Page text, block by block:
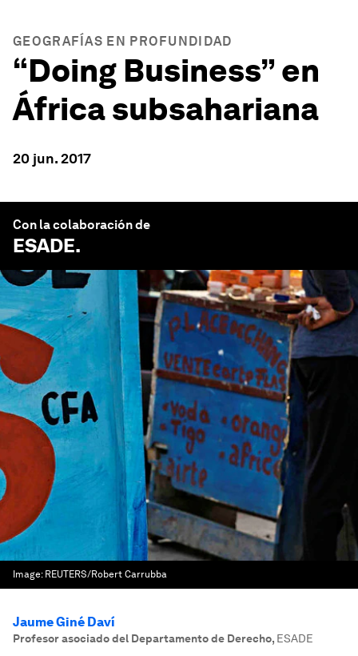
GEOGRAFÍAS EN PROFUNDIDAD
“Doing Business” en
África subsahariana
20 jun. 2017
Con la colaboración de
ESADE.
Image: REUTERS/Robert Carrubba
Jaume Giné Daví
Profesor asociado del Departamento de Derecho, ESADE